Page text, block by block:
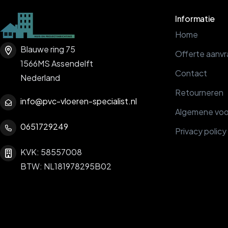
Blauwe ring 75
1566MS Assendelft
Nederland
info@pvc-vloeren-specialist.nl
0651729249
KVK: 58557008
BTW: NL181978295B02
Informatie
Home
Offerte
Contact
Retourneren
Algemene
Privacy policy